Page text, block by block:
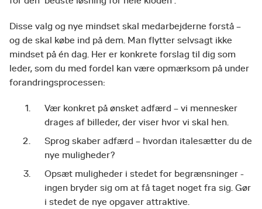
Disse valg og nye mindset skal medarbejderne forstå –
og de skal købe ind på dem. Man flytter selvsagt ikke
mindset på én dag. Her er konkrete forslag til dig som
leder, som du med fordel kan være opmærksom på under
forandringsprocessen:
Vær konkret på ønsket adfærd – vi mennesker
drages af billeder, der viser hvor vi skal hen.
Sprog skaber adfærd – hvordan italesætter du de
nye muligheder?
Opsæt muligheder i stedet for begrænsninger -
ingen bryder sig om at få taget noget fra sig. Gør
i stedet de nye opgaver attraktive.